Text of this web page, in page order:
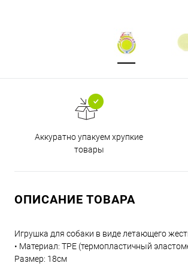
Аккуратно упакуем хрупкие
товары
ОПИСАНИЕ ТОВАРА
Игрушка для собаки в виде летающего
• Материал: TPE (термопластичный
Размер: 18см